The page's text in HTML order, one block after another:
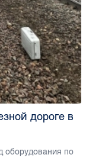
дороге в
оборудования по